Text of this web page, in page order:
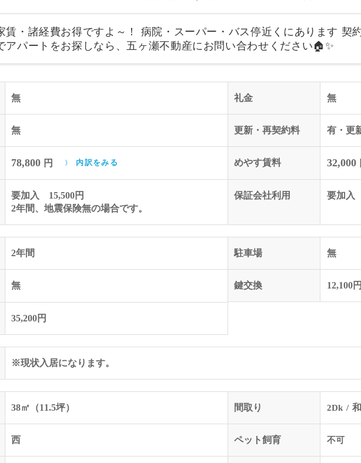
賃・諸経費お得ですよ～！ 病院・スーパー・バス停近くにあります 契
アパートをお探しなら、五ヶ瀬不動産にお問い合わせください🏠✨
無 礼金 無
無 更新・再契約料 有・更
78,800 円 内訳をみる めやす賃料 32,000
要加入 15,500円
2年間、地震保険無の場合です。
保証会社利用 要加入
2年間 駐車場 無
無 鍵交換 12,100
35,200円
※現状入居になります。
38㎡（11.5坪） 間取り 2Dk
西 ペット飼育 不可